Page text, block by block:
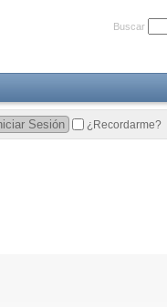
Buscar
¿Recordarme?